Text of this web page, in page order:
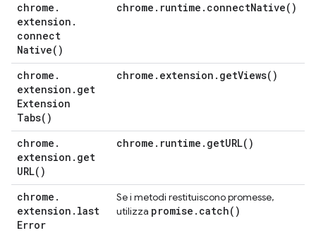
chrome .
extension .
connect
Native( )
chrome . runtime . connectNative( )
chrome .
extension . get
Extension
Tabs( )
chrome . extension . getViews( )
chrome .
extension . get
URL( )
chrome . runtime . getURL( )
chrome .
extension . last
Error
Se i metodi restituiscono promesse,
utilizza promise . catch( )